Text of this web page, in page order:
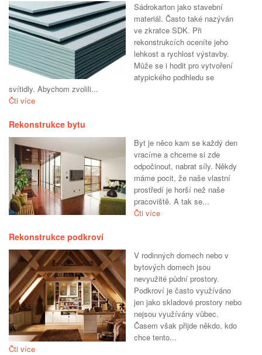
Sádrokarton jako stavební
materiál. Často také nazýván
ve zkratce SDK. Při
rekonstrukcích oceníte jeho
lehkost a rychlost výstavby.
Může se i hodit pro vytvoření
atypického podhledu se
svítidly. Abychom zvolili...
Čti více
Rekonstrukce bytu
Byt je něco kam se každý den
vracíme a chceme si zde
odpočinout, nabrat síly. Někdy
máme pocit, že naše vlastní
prostředí je horší než naše
pracoviště. A tak se...
Čti více
Rekonstrukce podkroví
V rodinných domech nebo v
bytových domech jsou
nevyužité půdní prostory.
Podkroví je často využíváno
jen jako skladové prostory nebo
nejsou využívány vůbec.
Časem však přijde někdo, kdo
chce tento...
Čti více